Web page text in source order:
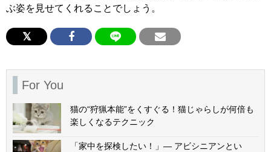
ぶ姿を見せてくれることでしょう。
For You
猫の“狩猟本能”をくすぐる！猫じゃらしが何倍も
楽しくなるテクニック
「家中を探検したい！」— アビシニアンとい